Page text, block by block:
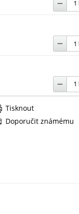
Doporučit známému
Tisknout